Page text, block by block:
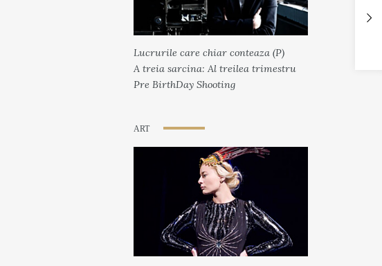
Lucrurile care chiar conteaza (P)
A treia sarcina: Al treilea trimestru
Pre BirthDay Shooting
ART